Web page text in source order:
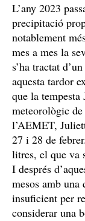
L’any 2023
precipitació
notablement
mes a mes la
s’ha tractat
aquesta tardor
que la tempesta
meteorològic
l’AEMET,
27 i 28 de
litres, el que va
I després
mesos amb
insuficient per
considerar una